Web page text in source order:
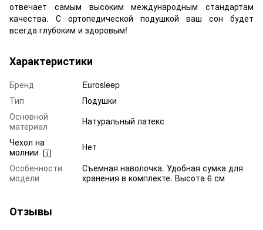
отвечает самым высоким международным стандартам
качества. С ортопедической подушкой ваш сон будет
всегда глубоким и здоровым!
Характеристики
Бренд
Eurosleep
Тип
Подушки
Основной
материал
Натуральный латекс
Чехол на
молнии
Нет
Особенности
модели
Съемная наволочка. Удобная сумка для
хранения в комплекте. Высота 6 см
Отзывы